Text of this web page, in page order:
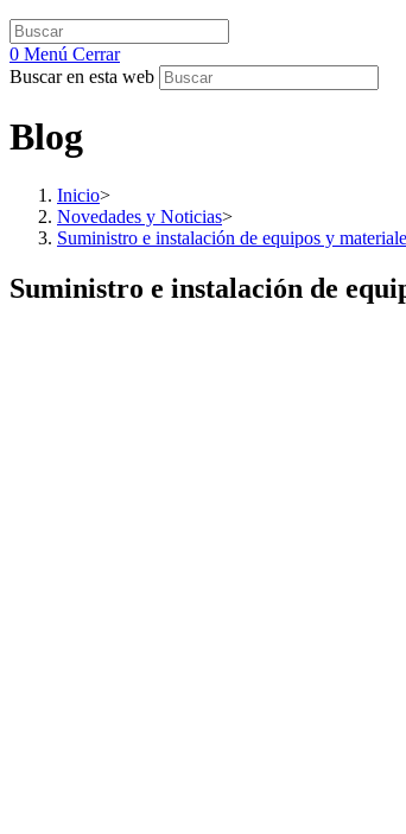
0 Menú Cerrar
Buscar en esta web
Blog
Inicio>
Novedades y Noticias>
Suministro e instalación de equipos y
Suministro e instalación de